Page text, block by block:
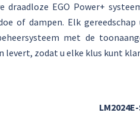
EGO Power+
of dampen. Elk gereedschap
met de
levert, zodat u elke klus kunt